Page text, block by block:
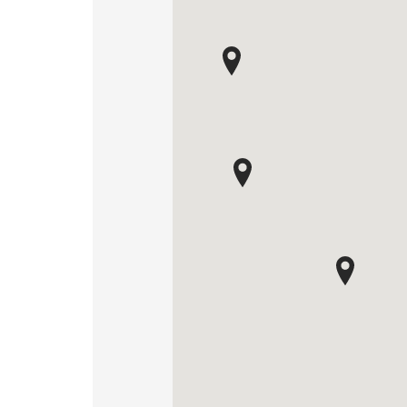
GDZIE KUPIĆ